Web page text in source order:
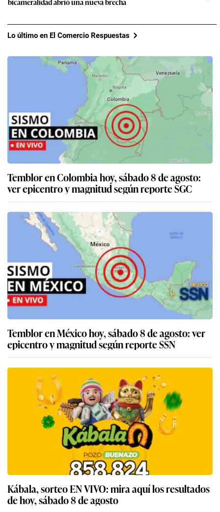
Lo último en El Comercio Respuestas
Temblor en Colombia hoy, sábado 8 de agosto:
ver epicentro y magnitud según reporte SGC
Temblor en México hoy, sábado 8 de agosto: ver
epicentro y magnitud según reporte SSN
Kábala, sorteo EN VIVO: mira aquí los resultados
de hoy, sábado 8 de agosto